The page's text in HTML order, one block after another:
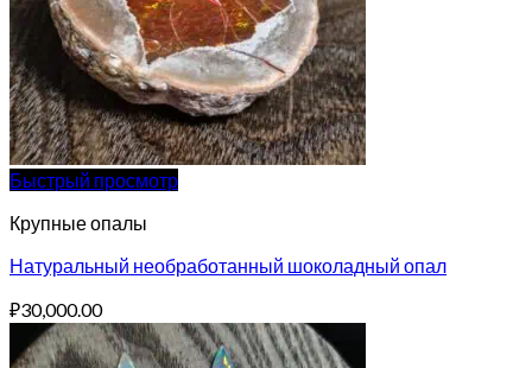
Быстрый просмотр
Крупные опалы
Натуральный необработанный шоколадный опал
₽30,000.00